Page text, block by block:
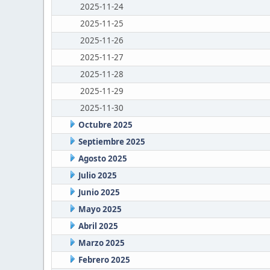
2025-11-24
2025-11-25
2025-11-26
2025-11-27
2025-11-28
2025-11-29
2025-11-30
Octubre 2025
Septiembre 2025
Agosto 2025
Julio 2025
Junio 2025
Mayo 2025
Abril 2025
Marzo 2025
Febrero 2025